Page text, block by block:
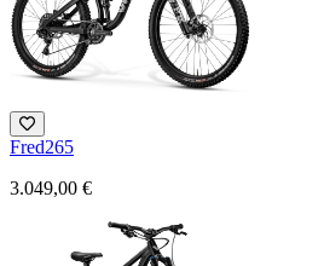
Fred265
3.049,00 €